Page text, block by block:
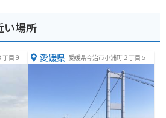
い場所
目９
愛媛県 愛媛県今治市小浦町２丁目５